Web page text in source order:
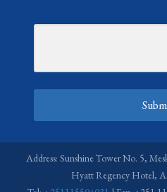
Address: Sunshine Tower No. 5,
Hyatt Regency Hotel,